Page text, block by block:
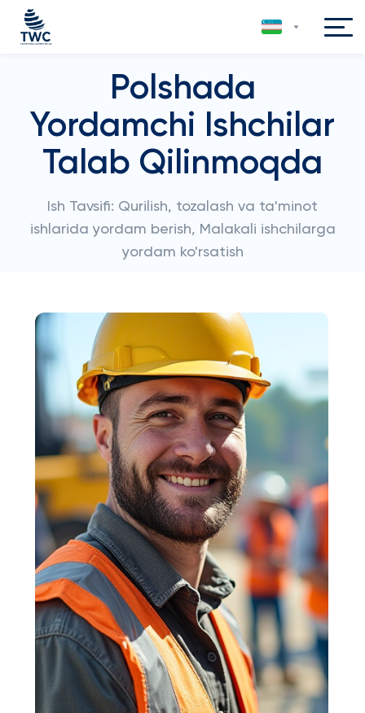
Polshada
Yordamchi Ishchilar
Talab Qilinmoqda
Ish Tavsifi: Qurilish, tozalash va ta'minot
ishlarida yordam berish, Malakali ishchilarga
yordam ko'rsatish